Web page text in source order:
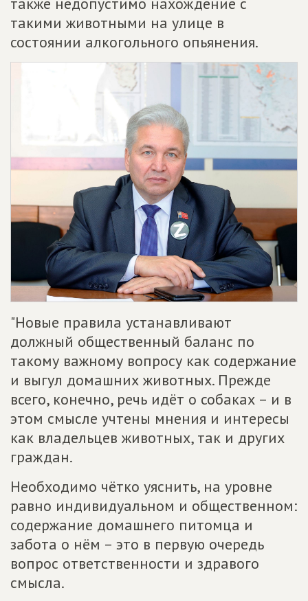
такими животными на улице в
состоянии алкогольного опьянения.
"Новые правила устанавливают
должный общественный баланс по
такому важному вопросу как содержание
и выгул домашних животных. Прежде
всего, конечно, речь идёт о собаках – и в
этом смысле учтены мнения и интересы
как владельцев животных, так и других
граждан.
Необходимо чётко уяснить, на уровне
равно индивидуальном и общественном:
содержание домашнего питомца и
забота о нём – это в первую очередь
вопрос ответственности и здравого
смысла.